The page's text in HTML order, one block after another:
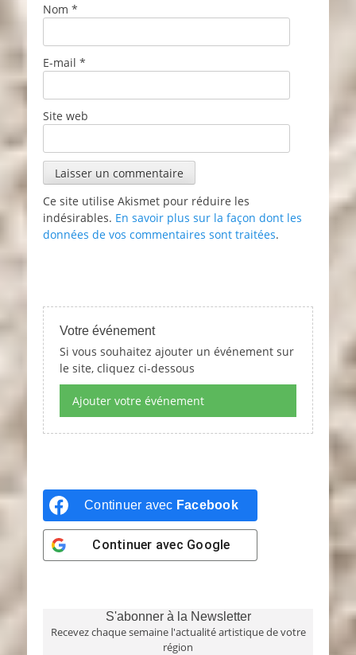
Nom *
E-mail *
Site web
Ce site utilise Akismet pour réduire les
indésirables. En savoir plus sur la façon dont les
données de vos commentaires sont traitées.
Votre événement
Si vous souhaitez ajouter un événement sur
le site, cliquez ci-dessous
Ajouter votre événement
Continuer avec Facebook
Continuer avec Google
S'abonner à la Newsletter
Recevez chaque semaine l'actualité artistique de votre
région